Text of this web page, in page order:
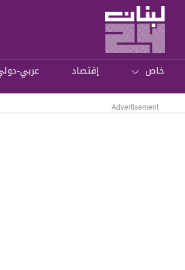
خاص إقتصاد عربي-
Advertisement